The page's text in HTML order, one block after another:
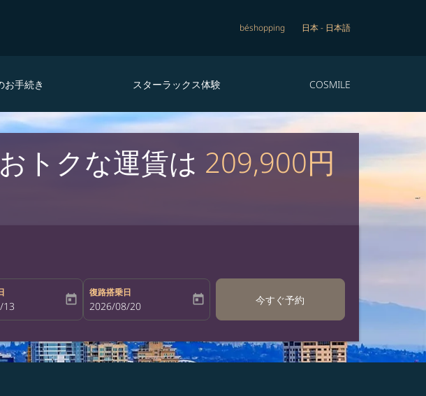
béshopping 日本- 日本語
お手続き スターラックス体験 COSMILE
トクな運賃は 209,900円
departure-date-aria-label
13 today
復路搭乗日
fc-booking-return-date-aria-label
2026/08/20 today 今すぐ予約